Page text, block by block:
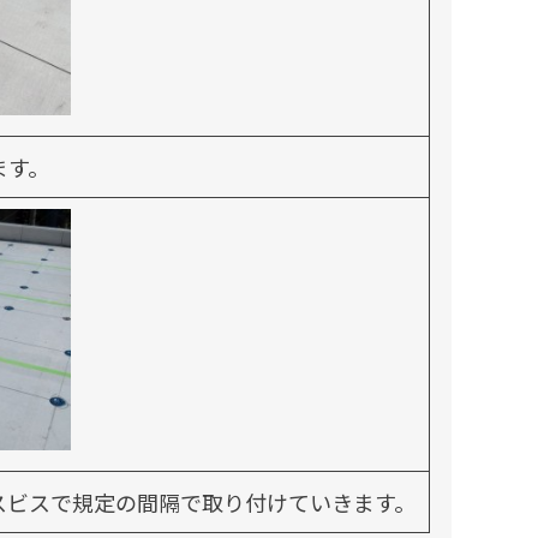
。
スで規定の間隔で取り付けていきます。